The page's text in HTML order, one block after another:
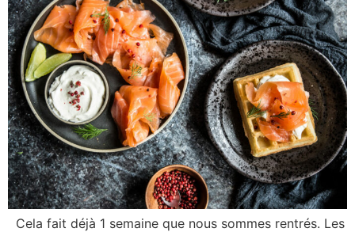
Cela fait déjà 1 semaine que nous sommes rentrés. Les